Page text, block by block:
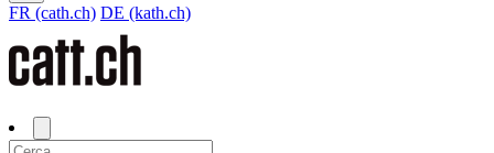
FR (cath.ch) DE (kath.ch)